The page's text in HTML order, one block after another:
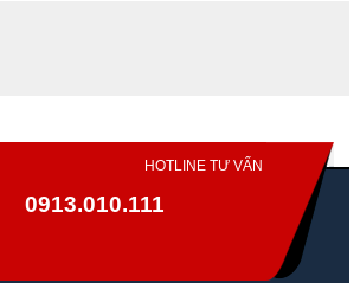
HOTLINE TƯ VẤN
0913.010.111